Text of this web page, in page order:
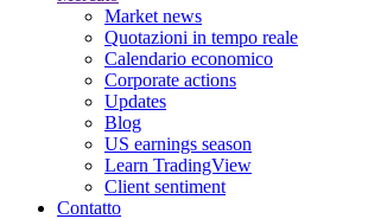
Market news
Quotazioni in tempo reale
Calendario economico
Corporate actions
Updates
Blog
US earnings season
Learn TradingView
Client sentiment
Contatto